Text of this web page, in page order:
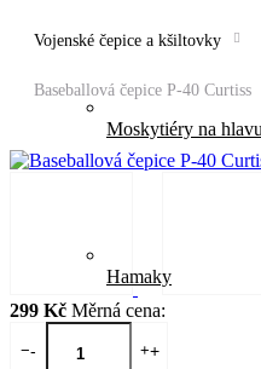
Moskytiéry na
Hamaky
Vojenské čepice a kšiltovky
Baseballová čepice P-40 Curtiss
299 Kč Měrná cena:
+
−